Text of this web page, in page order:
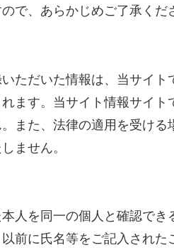
で、あらかじめご了承くだ
ただいた情報は、当サイ
ます。当サイト情報サイ
また、法律の適用を受け
ません。
人を同一の個人と確認で
前に氏名等をご記入され